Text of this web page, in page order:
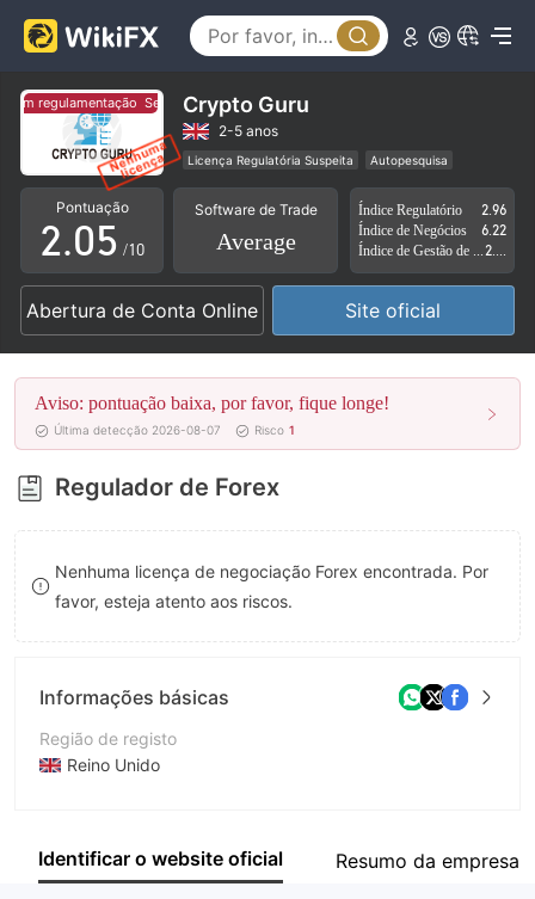
Sem regulamentação Sem regulamentação
Crypto Guru
2-5 anos
Licença Regulatória Suspeita
Autopesquisa
Região de negócios suspeita
Risco potencial alto
Pontuação
0
1
2
3
4
5
6
7
8
9
.0
1
2
3
4
5
6
7
8
1
2
3
4
5
6
7
8
9
/10
Software de Trade
Average
Índice Regulatório
2.96
Índice de Negócios
6.22
Abertura de Conta Online Site oficial
Aviso: pontuação baixa, por favor, fique longe!
Última detecção 2026-08-07 Risco 1
Regulador de Forex
Nenhuma licença de negociação Forex encontrada. Por
favor, esteja atento aos riscos.
Informações básicas
Região de registo
Reino Unido
Empresa
Identificar o website oficial Resumo da empresa